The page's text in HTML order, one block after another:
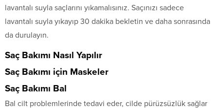
lavantalı suyla saçlarını yıkamalısınız. Saçınızı sadece
lavantalı suyla yıkayıp 30 dakika bekletin ve daha sonrasında
da durulayın.
Saç Bakımı Nasıl Yapılır
Saç Bakımı için Maskeler
Saç Bakımı Bal
Bal cilt problemlerinde tedavi eder, cilde pürüzsüzlük sağlar